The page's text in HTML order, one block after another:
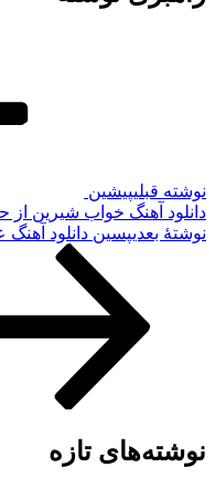
قبلیپیشین
آهنگ خواب شیرین از
بعدیپسین دانلود آهنگ
تازه